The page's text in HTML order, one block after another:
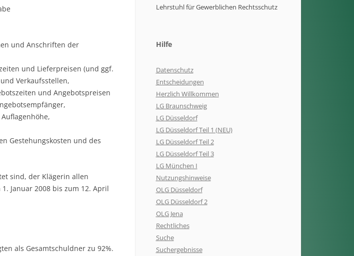
und Anschriften der
und Lieferpreisen (und ggf.
Verkaufsstellen,
und Angebotspreisen
Gestehungskosten und des
sind, der Klägerin allen
Januar 2008 bis zum 12. April
als Gesamtschuldner zu 92%.
Lehrstuhl für Gewerblichen Rechtsschutz
Hilfe
Datenschutz
Entscheidungen
Herzlich Willkommen
LG Braunschweig
LG Düsseldorf
LG Düsseldorf Teil 1 (NEU)
LG Düsseldorf Teil 2
LG Düsseldorf Teil 3
LG München I
Nutzungshinweise
OLG Düsseldorf
OLG Düsseldorf 2
OLG Jena
Rechtliches
Suche
Suchergebnisse